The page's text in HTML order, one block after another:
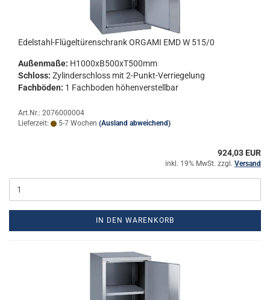
Edelstahl-​​Flü­gel­tü­ren­schrank OR­GA­MI EMD W 515/0
Au­ßen­ma­ße: H1000xB500xT500mm
Schloss: Zy­lin­der­schloss mit 2-​Punkt-Verriegelung
Fach­bö­den: 1 Fach­bo­den hö­hen­ver­stell­bar
Art.Nr.: 2076000004
Lieferzeit:
5-7 Wochen (Ausland abweichend)
924,03 EUR
inkl. 19% MwSt. zzgl. Versand
IN DEN WARENKORB